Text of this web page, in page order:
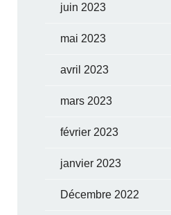
juin 2023
mai 2023
avril 2023
mars 2023
février 2023
janvier 2023
Décembre 2022